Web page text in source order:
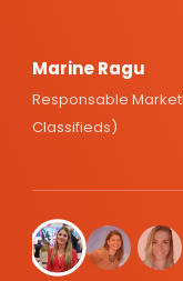
Marine Ragu
Responsable
Classifieds)